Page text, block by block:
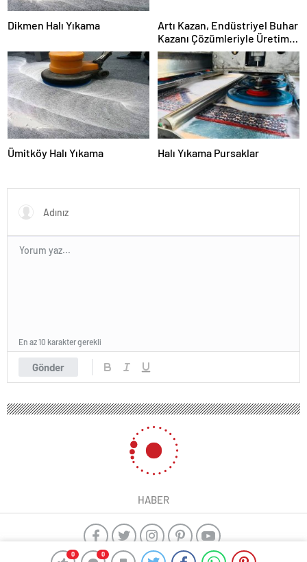
0 0
Dikmen Halı Yıkama
Artı Kazan, Endüstriyel Buhar
Kazanı Çözümleriyle Üretim
Tesislerine Verimli Sistemler
Sunuyor
Ümitköy Halı Yıkama Halı Yıkama Pursaklar
Gönder
En az 10 karakter gerekli
HABER